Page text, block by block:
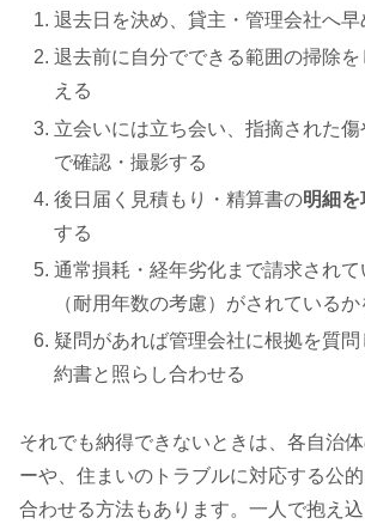
退去日を決め、貸主・管理会社へ早
退去前に自分でできる範囲の掃除
える
立会いには立ち会い、指摘された
で確認・撮影する
後日届く見積もり・精算書の明細
する
通常損耗・経年劣化まで請求され
（耐用年数の考慮）がされているか
疑問があれば管理会社に根拠を質
約書と照らし合わせる
それでも納得できないときは、各自治
ーや、住まいのトラブルに対応する公
合わせる方法もあります。一人で抱え